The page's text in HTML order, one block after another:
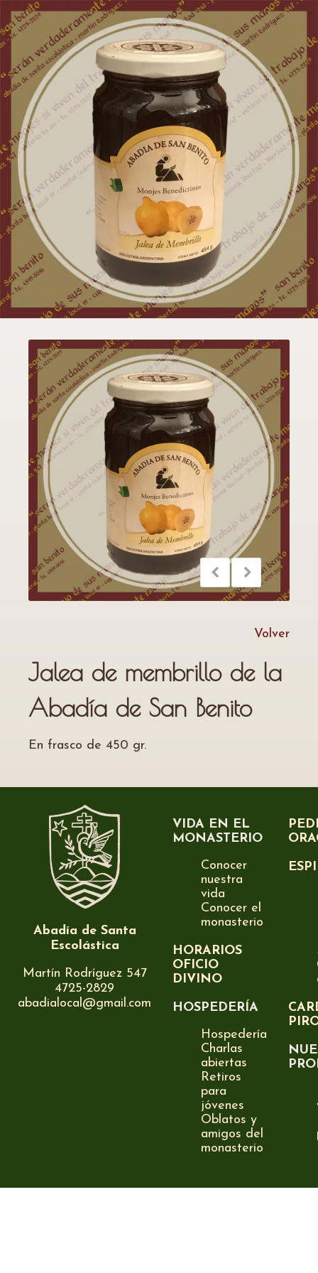
Volver
Jalea de membrillo de la
Abadía de San Benito
En frasco de 450 gr.
Abadía de Santa
Escolástica
Martín Rodríguez 547
4725-2829
abadialocal@gmail.com
VIDA EN EL
MONASTERIO
Conocer
nuestra
vida
Conocer el
monasterio
HORARIOS
OFICIO
DIVINO
HOSPEDERÍA
Hospedería
Charlas
abiertas
Retiros
para
jóvenes
Oblatos y
amigos del
monasterio